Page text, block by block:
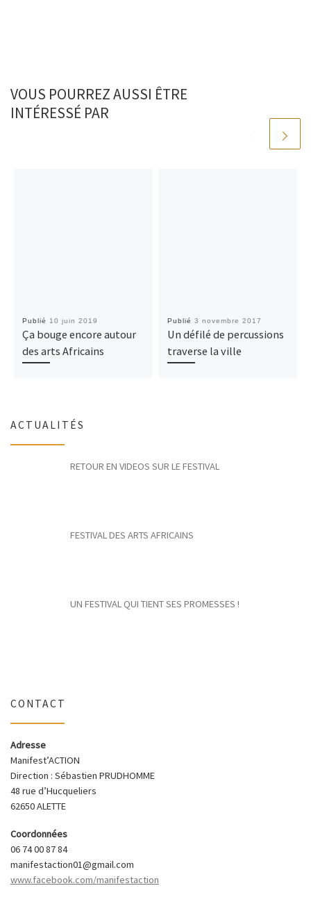
VOUS POURREZ AUSSI ÊTRE
INTÉRESSÉ PAR
Publié 10 juin 2019
Ça bouge encore autour
des arts Africains
Publié 3 novembre 2017
Un défilé de percussions
traverse la ville
ACTUALITÉS
RETOUR EN VIDEOS SUR LE FESTIVAL
FESTIVAL DES ARTS AFRICAINS
UN FESTIVAL QUI TIENT SES PROMESSES !
CONTACT
Adresse
Manifest’ACTION
Direction : Sébastien PRUDHOMME
48 rue d’Hucqueliers
62650 ALETTE
Coordonnées
06 74 00 87 84
manifestaction01@gmail.com
www.facebook.com/manifestaction